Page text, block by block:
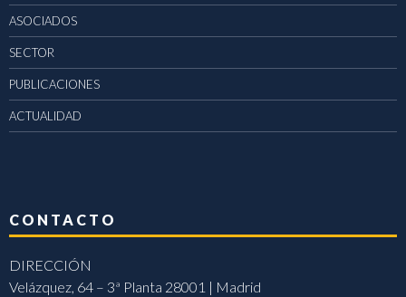
ASOCIADOS
SECTOR
PUBLICACIONES
ACTUALIDAD
CONTACTO
DIRECCIÓN
Velázquez, 64 – 3ª Planta 28001 | Madrid